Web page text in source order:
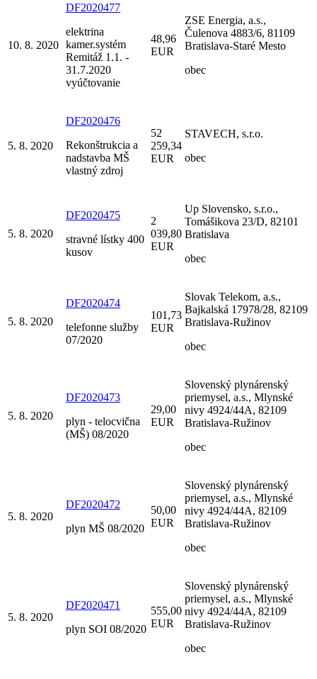
10. 8. 2020
DF2020477
elektrina
kamer.systém
Remitáž 1.1. -
31.7.2020
vyúčtovanie
48,96
EUR
ZSE Energia, a.s.,
Čulenova 4883/6, 81109
Bratislava-Staré Mesto
obec
5. 8. 2020
DF2020476
Rekonštrukcia a
nadstavba MŠ
vlastný zdroj
52
259,34
EUR
STAVECH, s.r.o.
obec
5. 8. 2020
DF2020475
stravné lístky 400
kusov
2
039,80
EUR
Up Slovensko, s.r.o.,
Tomášikova 23/D, 82101
Bratislava
obec
5. 8. 2020
DF2020474
telefonne služby
07/2020
101,73
EUR
Slovak Telekom, a.s.,
Bajkalská 17978/28, 82109
Bratislava-Ružinov
obec
5. 8. 2020
DF2020473
plyn - telocvična
(MŠ) 08/2020
29,00
EUR
Slovenský plynárenský
priemysel, a.s., Mlynské
nivy 4924/44A, 82109
Bratislava-Ružinov
obec
5. 8. 2020
DF2020472
plyn MŠ 08/2020
50,00
EUR
Slovenský plynárenský
priemysel, a.s., Mlynské
nivy 4924/44A, 82109
Bratislava-Ružinov
obec
5. 8. 2020
DF2020471
plyn SOI 08/2020
555,00
EUR
Slovenský plynárenský
priemysel, a.s., Mlynské
nivy 4924/44A, 82109
Bratislava-Ružinov
obec